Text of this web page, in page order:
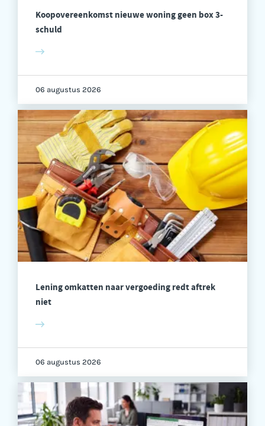
Koopovereenkomst nieuwe woning geen box 3-
schuld
06 augustus 2026
Lening omkatten naar vergoeding redt aftrek
niet
06 augustus 2026